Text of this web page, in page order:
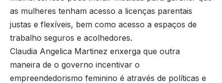
as mulheres tenham acesso a licenças parentais
justas e flexíveis, bem como acesso a espaços de
trabalho seguros e acolhedores.
Claudia Angelica Martinez enxerga que outra
maneira de o governo incentivar o
empreendedorismo feminino é através de políticas e